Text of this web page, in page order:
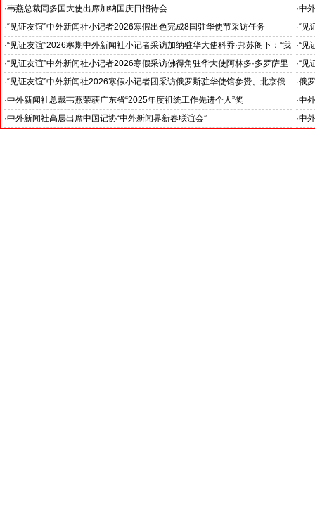
对
·韦燕总裁同多国大使出席加纳国庆日招待会 ·中
·“见证友谊”中外新闻社小记者2026寒假出色完成8国驻华使节采访任务
斯洛伐克驻华大使莱齐亚克阁下为小记者们颁发“优秀小记者(优秀小小外交
官)”证书
·“见
下：
·“见证友谊”2026寒期中外新闻社小记者采访加纳驻华大使科乔·邦苏阁下：“我
十分享受在中国的时光……”
·“见
们将
·“见证友谊”中外新闻社小记者2026寒假采访佛得角驻华大使阿林多·多罗萨里
奥阁下: 期待两国青少年成为发展中佛友好关系新的动力
·“见
就是
·“见证友谊”中外新闻社2026寒假小记者团采访俄罗斯驻华使馆参赞、北京俄
罗斯文化中心主任吴丹娜女士: “中俄关系稳如泰山坚如磐石”
·俄
·中外新闻社总裁韦燕荣获广东省“2025年度祖统工作先进个人”奖 ·中
·中外新闻社高层出席中国记协“中外新闻界新春联谊会” ·中